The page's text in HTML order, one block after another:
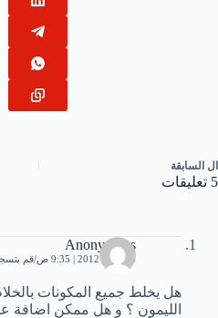
ال السابقة
5 تعليقات
Anonymous
16 مايو، 2012 | 9:35 ص قم
هل يخلط جميع المكونات
الليمون ؟ و هل ممكن اضافة